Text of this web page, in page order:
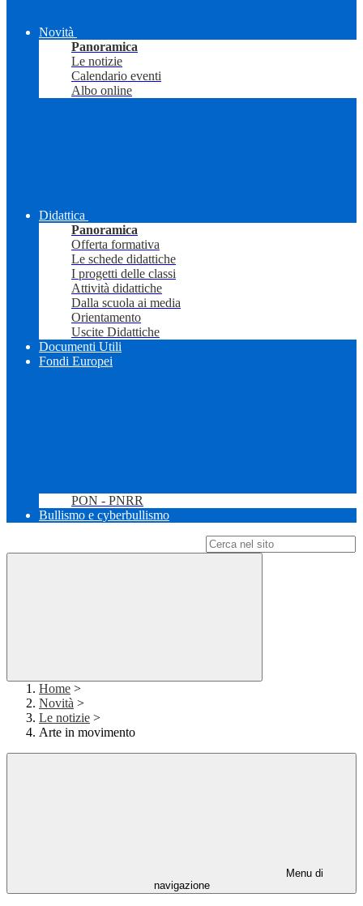
Novità
Panoramica
Le notizie
Calendario eventi
Albo online
Didattica
Panoramica
Offerta formativa
Le schede didattiche
I progetti delle classi
Attività didattiche
Dalla scuola ai media
Orientamento
Uscite Didattiche
Documenti Utili
Fondi Europei
PON - PNRR
Bullismo e cyberbullismo
Home >
Novità >
Le notizie >
Arte in movimento
Menu di
navigazione